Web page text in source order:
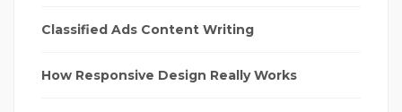
Classified Ads Content Writing
How Responsive Design Really Works